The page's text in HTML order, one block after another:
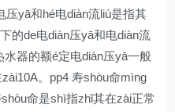
压yā和hé电diàn流liú是指其
的de电diàn压yā和电diàn流
器的额é定电diàn压yā一般
。pp4 寿shòu命mìng
命是shì指zhǐ其在zài正常